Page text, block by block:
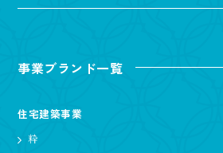
事業ブランド一覧
住宅建築事業
粋